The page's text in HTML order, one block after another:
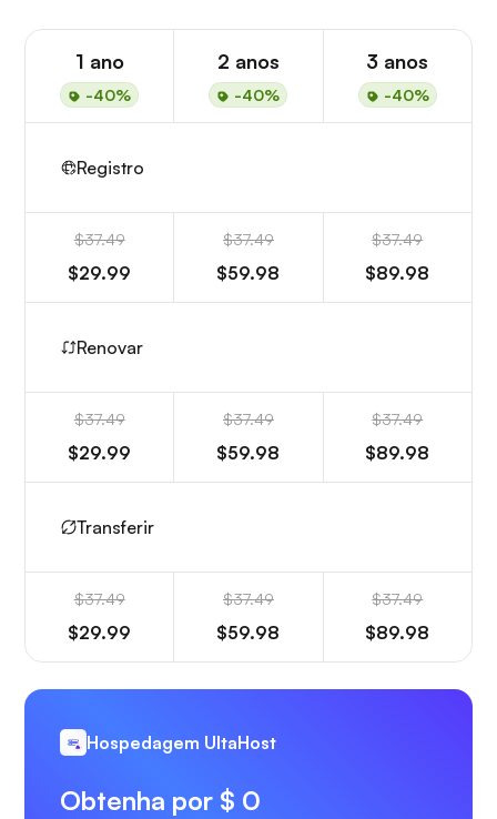
1 ano
-40%
2 anos
-40%
3 anos
-40%
Registro
$37.49
$29.99
$37.49
$59.98
$37.49
$89.98
Renovar
$37.49
$29.99
$37.49
$59.98
$37.49
$89.98
Transferir
$37.49
$29.99
$37.49
$59.98
$37.49
$89.98
Hospedagem UltaHost
Obtenha por $ 0